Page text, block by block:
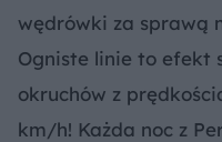
wędrówki za sprawą
Ogniste linie to efekt
okruchów z
km/h! Każda noc z